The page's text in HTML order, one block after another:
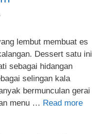
lembut membuat es
Dessert satu ini
sebagai hidangan
selingan kala
bermunculan gerai
menu … Read more